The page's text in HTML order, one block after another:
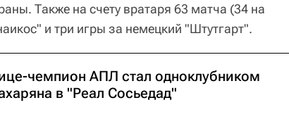
Также на счету вратаря 63 матча (34 на
и три игры за немецкий "Штутгарт".
чемпион АПЛ стал одноклубником
в "Реал Сосьедад"